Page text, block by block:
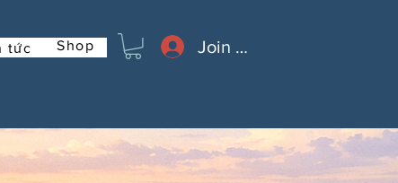
tức Shop Join or Log In